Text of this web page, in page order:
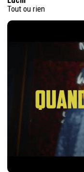
Tout ou rien